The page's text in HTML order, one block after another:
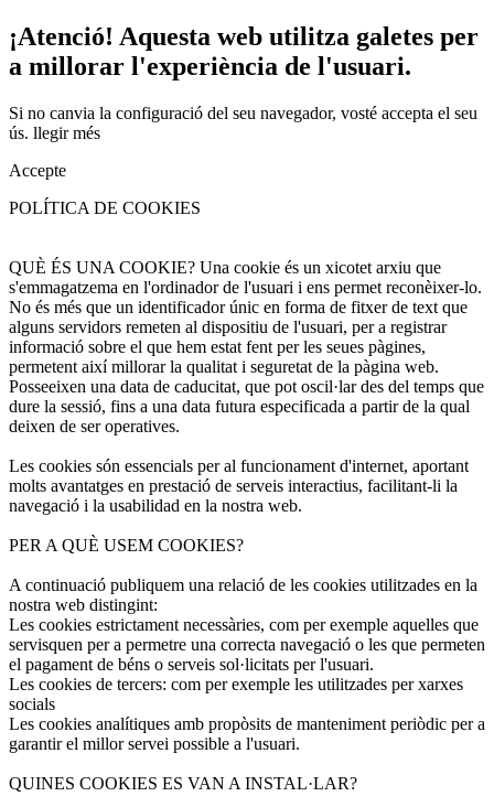
¡Atenció! Aquesta web utilitza galetes per
a millorar l'experiència de l'usuari.
Si no canvia la configuració del seu navegador, vosté accepta el seu
ús. llegir més
Accepte
POLÍTICA DE COOKIES
QUÈ ÉS UNA COOKIE? Una cookie és un xicotet arxiu que
s'emmagatzema en l'ordinador de l'usuari i ens permet reconèixer-lo.
No és més que un identificador únic en forma de fitxer de text que
alguns servidors remeten al dispositiu de l'usuari, per a registrar
informació sobre el que hem estat fent per les seues pàgines,
permetent així millorar la qualitat i seguretat de la pàgina web.
Posseeixen una data de caducitat, que pot oscil·lar des del temps que
dure la sessió, fins a una data futura especificada a partir de la qual
deixen de ser operatives.
Les cookies són essencials per al funcionament d'internet, aportant
molts avantatges en prestació de serveis interactius, facilitant-li la
navegació i la usabilidad en la nostra web.
PER A QUÈ USEM COOKIES?
A continuació publiquem una relació de les cookies utilitzades en la
nostra web distingint:
Les cookies estrictament necessàries, com per exemple aquelles que
servisquen per a permetre una correcta navegació o les que permeten
el pagament de béns o serveis sol·licitats per l'usuari.
Les cookies de tercers: com per exemple les utilitzades per xarxes
socials
Les cookies analítiques amb propòsits de manteniment periòdic per a
garantir el millor servei possible a l'usuari.
QUINES COOKIES ES VAN A INSTAL·LAR?